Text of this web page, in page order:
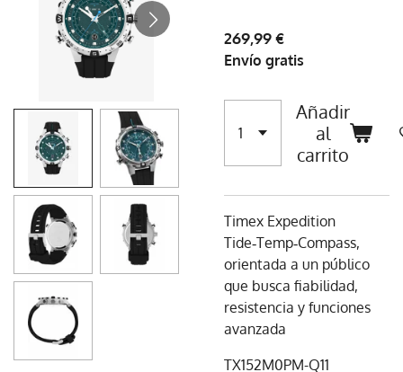
269,99 €
Envío gratis
Añadir
al
carrito
Timex Expedition
Tide‑Temp‑Compass,
orientada a un público
que busca fiabilidad,
resistencia y funciones
avanzada
TX152M0PM-Q11